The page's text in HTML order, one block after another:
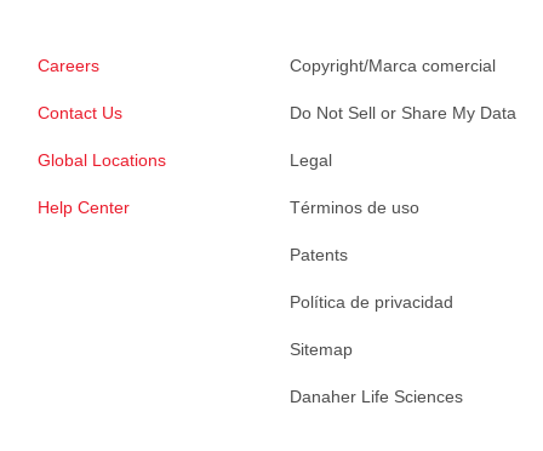
Careers
Contact Us
Global Locations
Help Center
Copyright/Marca comercial
Do Not Sell or Share My Data
Legal
Términos de uso
Patents
Política de privacidad
Sitemap
Danaher Life Sciences